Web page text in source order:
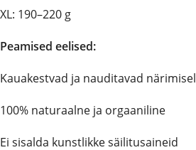
XL: 190–220 g
Peamised eelised:
Kauakestvad ja nauditavad närimisel
100% naturaalne ja orgaaniline
Ei sisalda kunstlikke säilitusaineid